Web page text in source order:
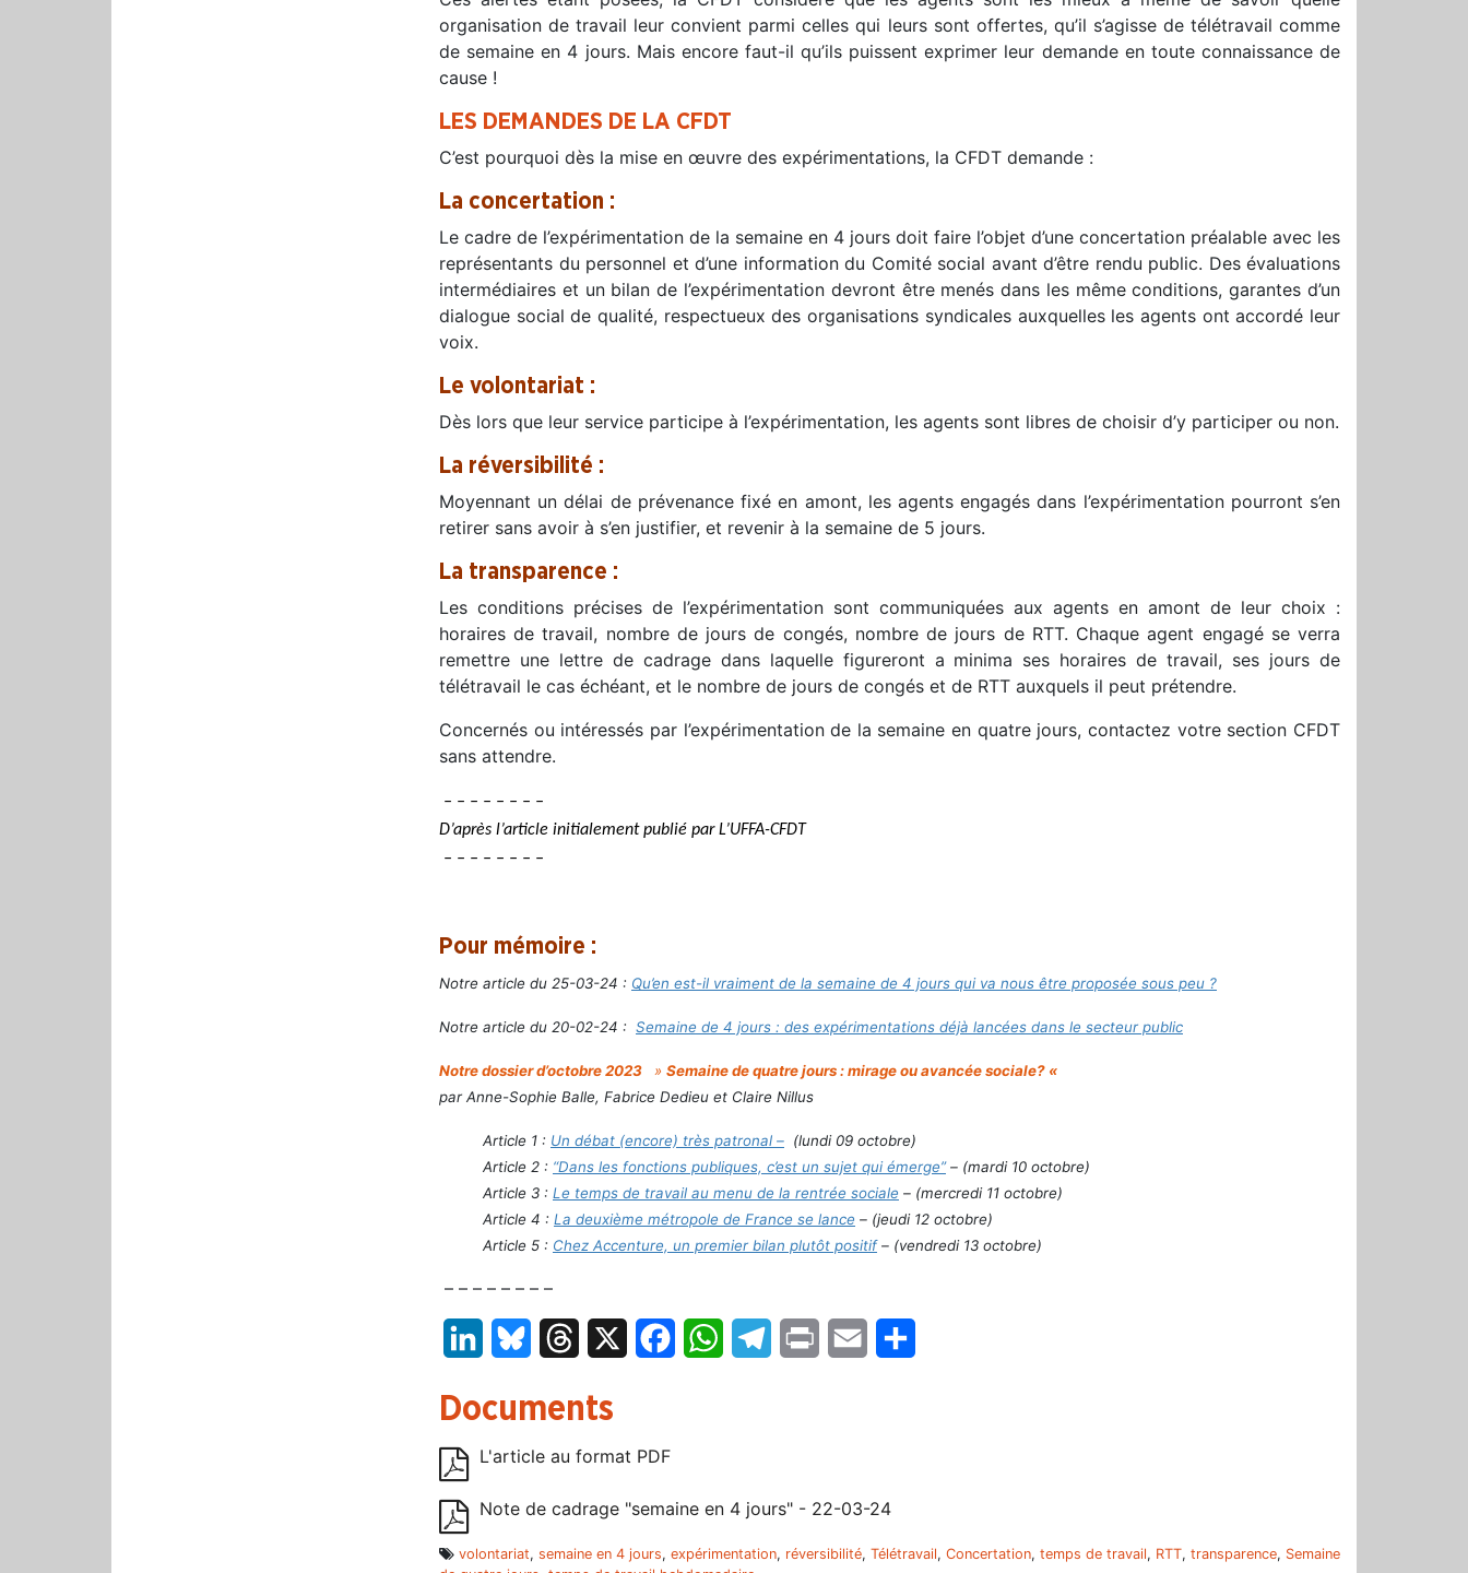
organisation de travail leur convient parmi celles qui leurs sont offertes, qu’il s’agisse de télétravail comme
de semaine en 4 jours. Mais encore faut-il qu’ils puissent exprimer leur demande en toute connaissance de
cause !
LES DEMANDES DE LA CFDT
C’est pourquoi dès la mise en œuvre des expérimentations, la CFDT demande :
La concertation :
Le cadre de l’expérimentation de la semaine en 4 jours doit faire l’objet d’une concertation préalable avec les
représentants du personnel et d’une information du Comité social avant d’être rendu public. Des évaluations
intermédiaires et un bilan de l’expérimentation devront être menés dans les même conditions, garantes d’un
dialogue social de qualité, respectueux des organisations syndicales auxquelles les agents ont accordé leur
voix.
Le volontariat :
Dès lors que leur service participe à l’expérimentation, les agents sont libres de choisir d’y participer ou non.
La réversibilité :
Moyennant un délai de prévenance fixé en amont, les agents engagés dans l’expérimentation pourront s’en
retirer sans avoir à s’en justifier, et revenir à la semaine de 5 jours.
La transparence :
Les conditions précises de l’expérimentation sont communiquées aux agents en amont de leur choix :
horaires de travail, nombre de jours de congés, nombre de jours de RTT. Chaque agent engagé se verra
remettre une lettre de cadrage dans laquelle figureront a minima ses horaires de travail, ses jours de
télétravail le cas échéant, et le nombre de jours de congés et de RTT auxquels il peut prétendre.
Concernés ou intéressés par l’expérimentation de la semaine en quatre jours, contactez votre section CFDT
sans attendre.
– – – – – – – –
D’après l’article initialement publié par L’UFFA-CFDT
– – – – – – – –
Pour mémoire :
Notre article du 25-03-24 : Qu’en est-il vraiment de la semaine de 4 jours qui va nous être proposée sous peu ?
Notre article du 20-02-24 : Semaine de 4 jours : des expérimentations déjà lancées dans le secteur public
Notre dossier d’octobre 2023 » Semaine de quatre jours : mirage ou avancée sociale? «
par Anne-Sophie Balle, Fabrice Dedieu et Claire Nillus
Article 1 : Un débat (encore) très patronal – (lundi 09 octobre)
Article 2 : “Dans les fonctions publiques, c’est un sujet qui émerge”– (mardi 10 octobre)
Article 3 : Le temps de travail au menu de la rentrée sociale – (mercredi 11 octobre)
Article 4 : La deuxième métropole de France se lance – (jeudi 12 octobre)
Article 5 : Chez Accenture, un premier bilan plutôt positif– (vendredi 13 octobre)
– – – – – – – –
LinkedInBluesky Threads FacebookWhatsAppTelegram
Print Email
Documents
L'article au format PDF
Note de cadrage "semaine en 4 jours" - 22-03-24
volontariat, semaine en 4 jours, expérimentation, réversibilité, Télétravail, Concertation, temps de travail, RTT, transparence, Semaine